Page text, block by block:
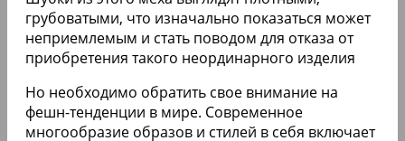
грубоватыми, что изначально показаться может
неприемлемым и стать поводом для отказа от
приобретения такого неординарного изделия
Но необходимо обратить свое внимание на
фешн-тенденции в мире. Современное
многообразие образов и стилей в себя включает